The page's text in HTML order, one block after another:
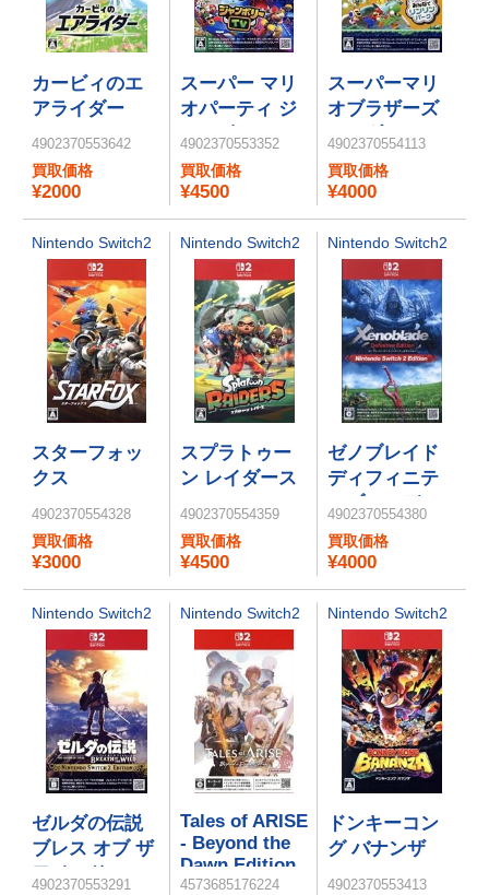
カービィのエ
アライダー
4902370553642
買取価格
¥2000
スーパー マリ
オパーティ ジ
ャンボリー
Switch 2
Edition ＋ ジャ
4902370553352
買取価格
¥4500
スーパーマリ
オブラザーズ
ワンダー
Switch 2
Edition ＋ みん
パーク
4902370554113
買取価格
¥4000
Nintendo Switch2
スターフォッ
クス
4902370554328
買取価格
¥3000
Nintendo Switch2
スプラトゥー
ン レイダース
4902370554359
買取価格
¥4500
Nintendo Switch2
ゼノブレイド
ディフィニテ
ィブ・エディ
ション
Nintendo
Switch 2
Edition
4902370554380
買取価格
¥4000
Nintendo Switch2
ゼルダの伝説
ブレス オブ ザ
ワイルド
4902370553291
Nintendo Switch2
Tales of ARISE
- Beyond the
Dawn Edition
4573685176224
Nintendo Switch2
ドンキーコン
グ バナンザ
4902370553413